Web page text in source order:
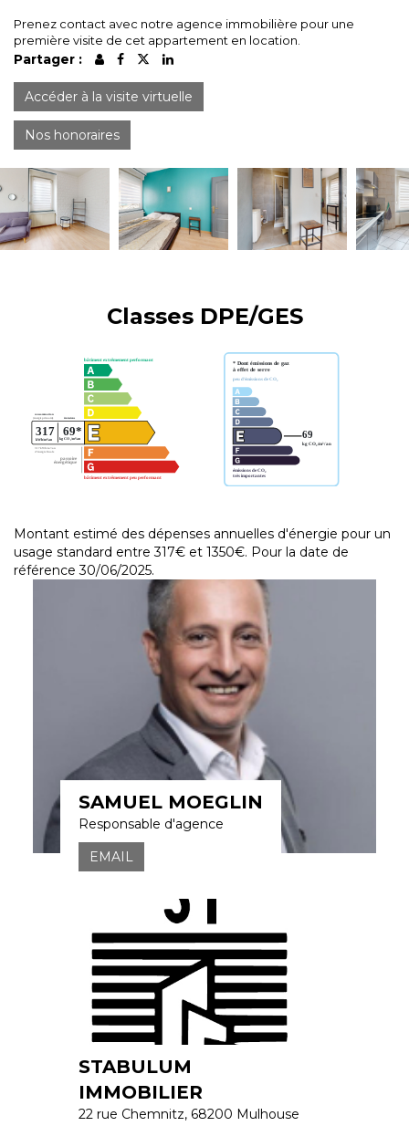
Prenez contact avec notre agence immobilière pour une
première visite de cet appartement en location.
Partager :
Accéder à la visite virtuelle
Nos honoraires
Classes DPE/GES
Montant estimé des dépenses annuelles d'énergie pour un
usage standard entre 317€ et 1350€. Pour la date de
référence 30/06/2025.
SAMUEL MOEGLIN
Responsable d'agence
EMAIL
STABULUM
IMMOBILIER
22 rue Chemnitz, 68200 Mulhouse